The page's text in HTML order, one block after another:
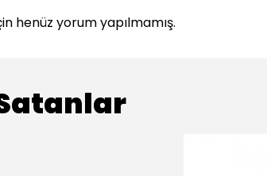
henüz yorum yapılmamış.